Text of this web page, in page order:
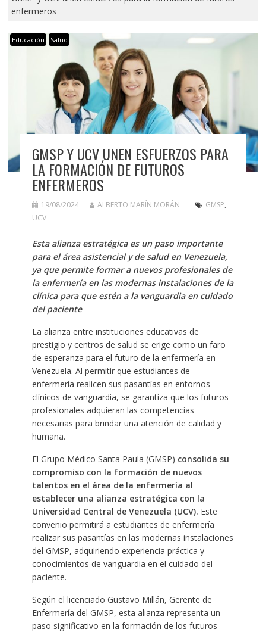
enfermeros
Educación Salud
GMSP Y UCV UNEN ESFUERZOS PARA
LA FORMACIÓN DE FUTUROS
ENFERMEROS
19/08/2024 ALBERTO MARÍN MORÁN GMSP,
UCV
Esta alianza estratégica es un paso importante
para el área asistencial y de salud en Venezuela,
ya que permite formar a nuevos profesionales de
la enfermería en las modernas instalaciones de la
clínica para que estén a la vanguardia en cuidado
del paciente
La alianza entre instituciones educativas de
prestigio y centros de salud se erige como un faro
de esperanza para el futuro de la enfermería en
Venezuela. Al permitir que estudiantes de
enfermería realicen sus pasantías en entornos
clínicos de vanguardia, se garantiza que los futuros
profesionales adquieran las competencias
necesarias para brindar una atención de calidad y
humana.
El Grupo Médico Santa Paula (GMSP) consolida su
compromiso con la formación de nuevos
talentos en el área de la enfermería al
establecer una alianza estratégica con la
Universidad Central de Venezuela (UCV). Este
convenio permitirá a estudiantes de enfermería
realizar sus pasantías en las modernas instalaciones
del GMSP, adquiriendo experiencia práctica y
conocimientos de vanguardia en el cuidado del
paciente.
Según el licenciado Gustavo Millán, Gerente de
Enfermería del GMSP, esta alianza representa un
paso significativo en la formación de los futuros